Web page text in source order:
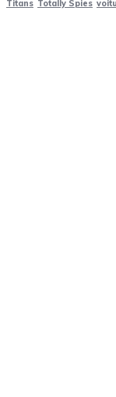
Titans Totally Spies